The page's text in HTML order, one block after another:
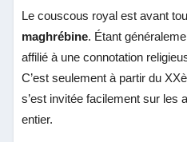
Le couscous royal est avant
maghrébine. Étant
affilié à une connotation
C’est seulement à partir du
s’est invitée facilement sur les
entier.